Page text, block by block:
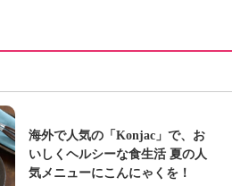
海外で人気の「Konjac」で、お
いしくヘルシーな食生活 夏の人
気メニューにこんにゃくを！